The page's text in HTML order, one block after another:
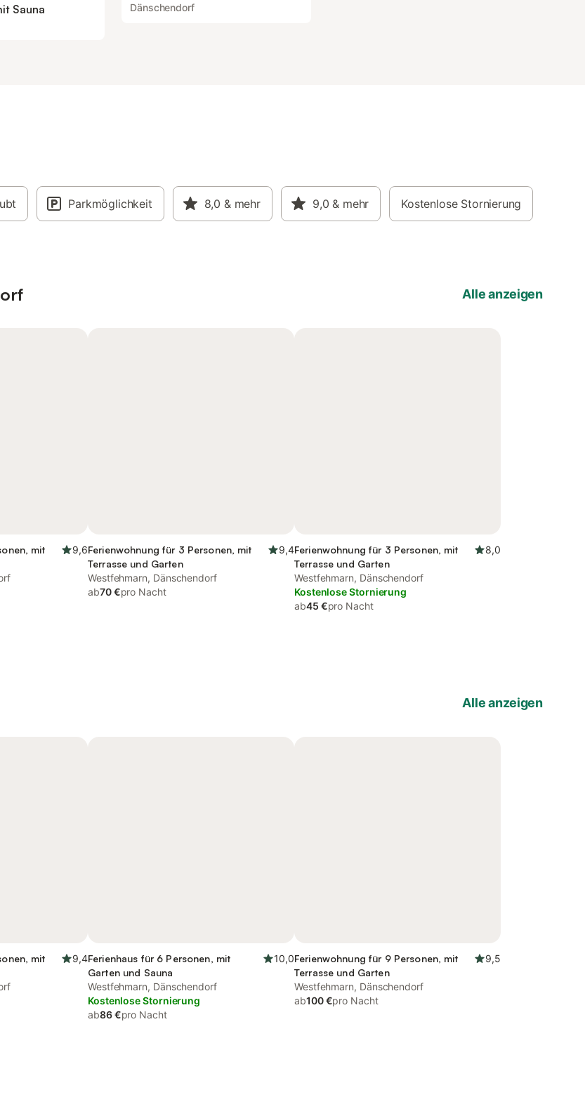
Sauna
Dänschendorf
Parkmöglichkeit 8,0 & mehr 9,0 & mehr Kostenlose Stornierung
Alle anzeigen
mit
9,6Ferienwohnung für 3 Personen, mit
Terrasse und Garten
9,4
Westfehmarn, Dänschendorf
ab70 €pro Nacht
Ferienwohnung für 3 Personen, mit
Terrasse und Garten
8,0
Westfehmarn, Dänschendorf
Kostenlose Stornierung
ab45 €pro Nacht
Alle anzeigen
mit
9,4Ferienhaus für 6 Personen, mit
Garten und Sauna
10,0
Westfehmarn, Dänschendorf
Kostenlose Stornierung
ab86 €pro Nacht
Ferienwohnung für 9 Personen, mit
Terrasse und Garten
9,5
Westfehmarn, Dänschendorf
ab100 €pro Nacht